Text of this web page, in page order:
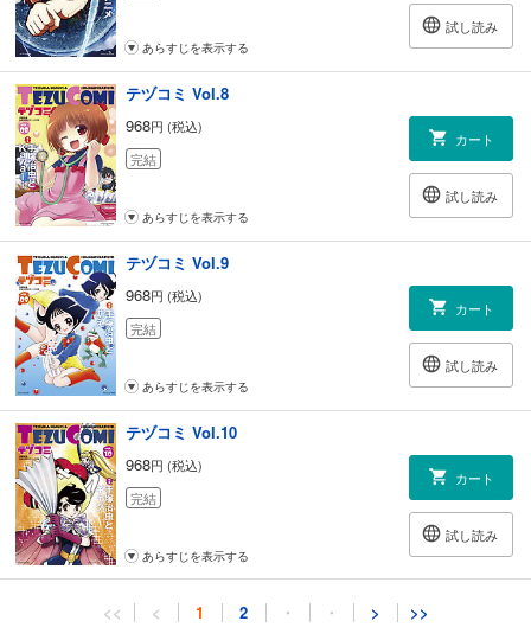
試し読み
あらすじを表示する
テヅコミ Vol.8
968円 (税込)
完結
カート
試し読み
あらすじを表示する
テヅコミ Vol.9
968円 (税込)
完結
カート
試し読み
あらすじを表示する
テヅコミ Vol.10
968円 (税込)
完結
カート
試し読み
あらすじを表示する
テヅコミ Vol.11
<< < 1 2 ・ ・ > >>